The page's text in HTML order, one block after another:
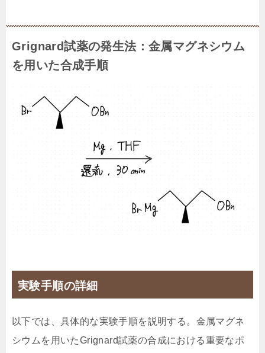
Grignard試薬の発生法：金属マグネシウム
を用いた合成手順
実験手順の詳細
以下では、具体的な実験手順を説明する。金属マグネ
シウムを用いたGrignard試薬の合成における重要なポ